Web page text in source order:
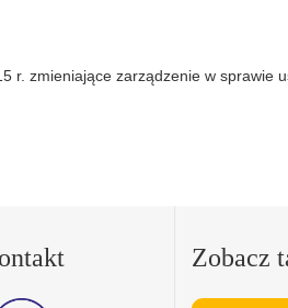
r. zmieniające zarządzenie w sprawie
Zobacz